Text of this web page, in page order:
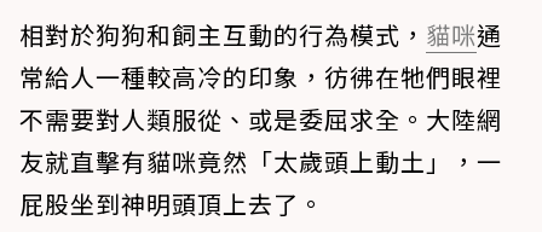
相對於狗狗和飼主互動的行為模式， 貓咪通
常給人一種較高冷的印象，彷彿在牠們眼裡
不需要對人類服從、或是委屈求全。大陸網
友就直擊有貓咪竟然「太歲頭上動土」，一
屁股坐到神明頭頂上去了。